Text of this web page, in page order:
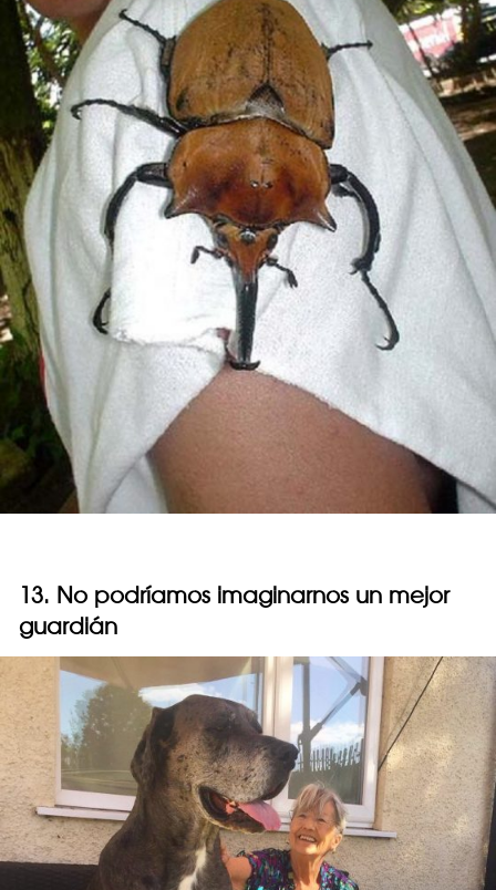
13. No podríamos imaginarnos un mejor
guardián